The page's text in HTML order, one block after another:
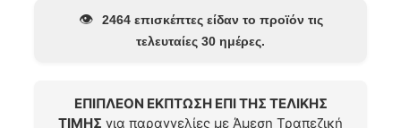
👁️
2464 επισκέπτες είδαν το προϊόν τις
τελευταίες 30 ημέρες.
ΕΠΙΠΛΕΟΝ ΕΚΠΤΩΣΗ ΕΠΙ ΤΗΣ ΤΕΛΙΚΗΣ
ΤΙΜΗΣ για παραγγελίες με Άμεση Τραπεζική